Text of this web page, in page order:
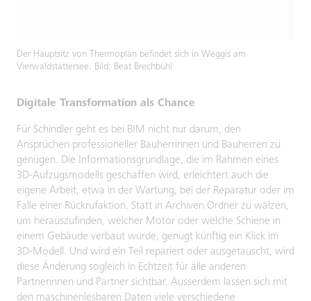
Der Hauptsitz von Thermoplan befindet sich in Weggis am
Vierwaldstättersee. Bild: Beat Brechbühl
Digitale Transformation als Chance
Für Schindler geht es bei BIM nicht nur darum, den
Ansprüchen professioneller Bauherrinnen und Bauherren zu
genügen. Die Informationsgrundlage, die im Rahmen eines
3D-Aufzugsmodells geschaffen wird, erleichtert auch die
eigene Arbeit, etwa in der Wartung, bei der Reparatur oder im
Falle einer Rückrufaktion. Statt in Archiven Ordner zu wälzen,
um herauszufinden, welcher Motor oder welche Schiene in
einem Gebäude verbaut wurde, genügt künftig ein Klick im
3D-Modell. Und wird ein Teil repariert oder ausgetauscht, wird
diese Änderung sogleich in Echtzeit für alle anderen
Partnerinnen und Partner sichtbar. Ausserdem lassen sich mit
den maschinenlesbaren Daten viele verschiedene